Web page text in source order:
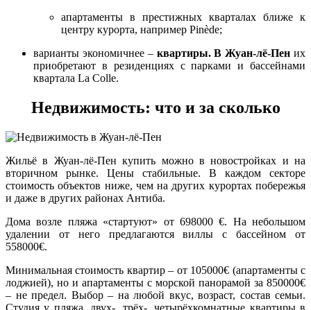
апартаменты в престижных кварталах ближе к
центру курорта, например Pinède;
варианты экономичнее – квартиры. В Жуан-лё-Пен их
приобретают в резиденциях с парками и бассейнами
квартала La Colle.
Недвижимость: что и за сколько
Жильё в Жуан-лё-Пен купить можно в новостройках и на
вторичном рынке. Цены стабильные. В каждом секторе
стоимость объектов ниже, чем на других курортах побережья
и даже в других районах Антиба.
Дома возле пляжа «стартуют» от 698000 €. На небольшом
удалении от него предлагаются виллы с бассейном от
558000€.
Минимальная стоимость квартир – от 105000€ (апартаменты с
лоджией), но и апартаменты с морской панорамой за 850000€
– не предел. Выбор – на любой вкус, возраст, состав семьи.
Студия у пляжа, двух-, трёх-, четырёхкомнатные квартиры в